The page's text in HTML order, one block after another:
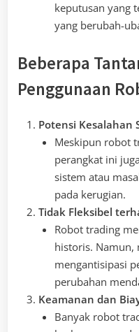
keputusan yang
yang berubah-
Beberapa
Penggunaan
Potensi Kesalahan
Meskipun robot
perangkat ini
sistem atau
pada kerugian.
Tidak Fleksibel
Robot trading
historis. Namun,
mengantisipasi
perubahan
Keamanan dan
Banyak robot